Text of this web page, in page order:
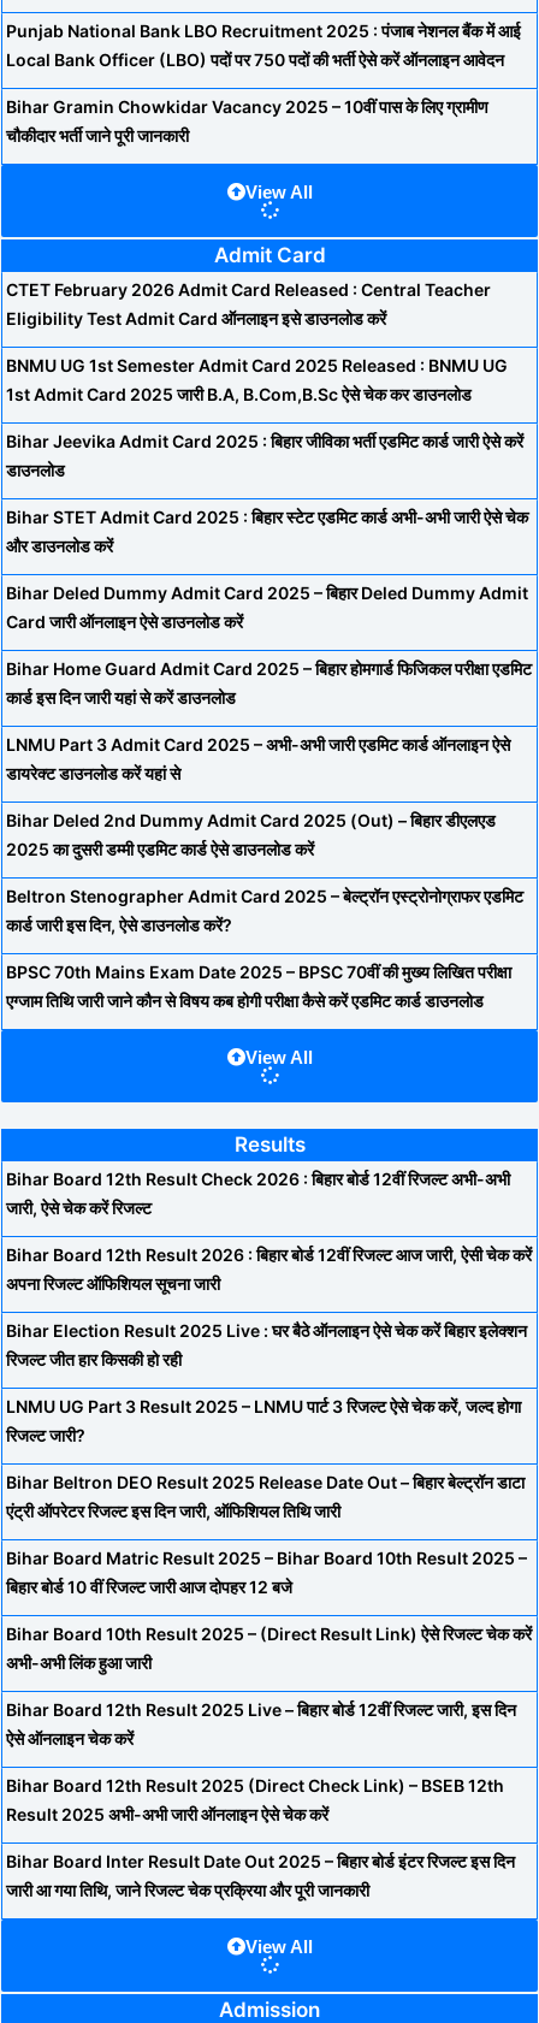
Punjab National Bank LBO Recruitment 2025 : पंजाब नेशनल बैंक में आई
Local Bank Officer (LBO) पदों पर 750 पदों की भर्ती ऐसे करें ऑनलाइन आवेदन
Bihar Gramin Chowkidar Vacancy 2025 – 10वीं पास के लिए ग्रामीण
चौकीदार भर्ती जाने पूरी जानकारी
View All
Admit Card
CTET February 2026 Admit Card Released : Central Teacher
Eligibility Test Admit Card ऑनलाइन इसे डाउनलोड करें
BNMU UG 1st Semester Admit Card 2025 Released : BNMU UG
1st Admit Card 2025 जारी B.A, B.Com,B.Sc ऐसे चेक कर डाउनलोड
Bihar Jeevika Admit Card 2025 : बिहार जीविका भर्ती एडमिट कार्ड जारी ऐसे करें
डाउनलोड
Bihar STET Admit Card 2025 : बिहार स्टेट एडमिट कार्ड अभी-अभी जारी ऐसे चेक
और डाउनलोड करें
Bihar Deled Dummy Admit Card 2025 – बिहार Deled Dummy Admit
Card जारी ऑनलाइन ऐसे डाउनलोड करें
Bihar Home Guard Admit Card 2025 – बिहार होमगार्ड फिजिकल परीक्षा एडमिट
कार्ड इस दिन जारी यहां से करें डाउनलोड
LNMU Part 3 Admit Card 2025 – अभी-अभी जारी एडमिट कार्ड ऑनलाइन ऐसे
डायरेक्ट डाउनलोड करें यहां से
Bihar Deled 2nd Dummy Admit Card 2025 (Out) – बिहार डीएलएड
2025 का दुसरी डम्मी एडमिट कार्ड ऐसे डाउनलोड करें
Beltron Stenographer Admit Card 2025 – बेल्ट्रॉन एस्ट्रोनोग्राफर एडमिट
कार्ड जारी इस दिन, ऐसे डाउनलोड करें?
BPSC 70th Mains Exam Date 2025 – BPSC 70वीं की मुख्य लिखित परीक्षा
एग्जाम तिथि जारी जाने कौन से विषय कब होगी परीक्षा कैसे करें एडमिट कार्ड डाउनलोड
View All
Results
Bihar Board 12th Result Check 2026 : बिहार बोर्ड 12वीं रिजल्ट अभी-अभी
जारी, ऐसे चेक करें रिजल्ट
Bihar Board 12th Result 2026 : बिहार बोर्ड 12वीं रिजल्ट आज जारी, ऐसी चेक करें
अपना रिजल्ट ऑफिशियल सूचना जारी
Bihar Election Result 2025 Live : घर बैठे ऑनलाइन ऐसे चेक करें बिहार इलेक्शन
रिजल्ट जीत हार किसकी हो रही
LNMU UG Part 3 Result 2025 – LNMU पार्ट 3 रिजल्ट ऐसे चेक करें, जल्द होगा
रिजल्ट जारी?
Bihar Beltron DEO Result 2025 Release Date Out – बिहार बेल्ट्रॉन डाटा
एंट्री ऑपरेटर रिजल्ट इस दिन जारी, ऑफिशियल तिथि जारी
Bihar Board Matric Result 2025 – Bihar Board 10th Result 2025 –
बिहार बोर्ड 10 वीं रिजल्ट जारी आज दोपहर 12 बजे
Bihar Board 10th Result 2025 – (Direct Result Link) ऐसे रिजल्ट चेक करें
अभी-अभी लिंक हुआ जारी
Bihar Board 12th Result 2025 Live – बिहार बोर्ड 12वीं रिजल्ट जारी, इस दिन
ऐसे ऑनलाइन चेक करें
Bihar Board 12th Result 2025 (Direct Check Link) – BSEB 12th
Result 2025 अभी-अभी जारी ऑनलाइन ऐसे चेक करें
Bihar Board Inter Result Date Out 2025 – बिहार बोर्ड इंटर रिजल्ट इस दिन
जारी आ गया तिथि, जाने रिजल्ट चेक प्रक्रिया और पूरी जानकारी
View All
Admission